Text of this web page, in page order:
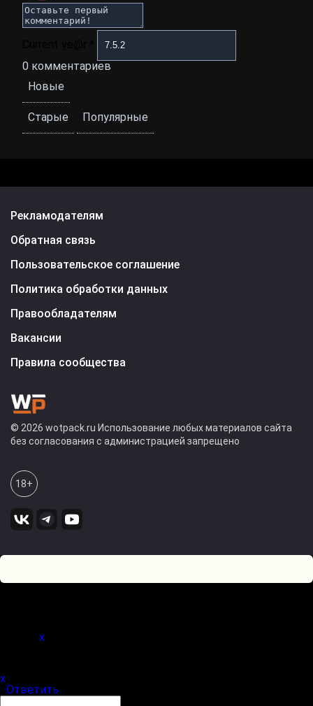
0 комментариев
Новые
Старые Популярные
Рекламодателям
Обратная связь
Пользовательское соглашение
Политика обработки данных
Правообладателям
Вакансии
Правила сообщества
© 2026 wotpack.ru Использование любых материалов сайта
без согласования с администрацией запрещено
18+
x
x
Ответить